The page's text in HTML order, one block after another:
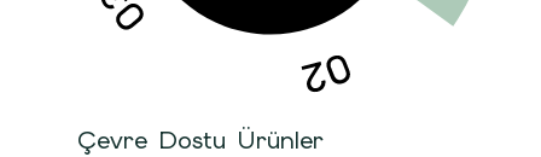
Çevre Dostu Ürünler